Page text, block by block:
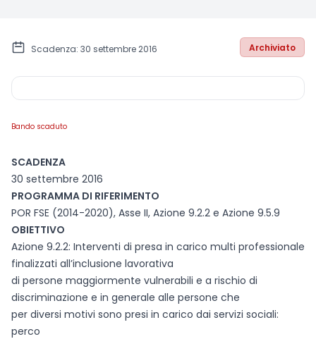
Scadenza: 30 settembre 2016 Archiviato
Bando scaduto
SCADENZA
30 settembre 2016
PROGRAMMA DI RIFERIMENTO
POR FSE (2014-2020), Asse II, Azione 9.2.2 e Azione 9.5.9
OBIETTIVO
Azione 9.2.2: Interventi di presa in carico multi professionale
finalizzati all’inclusione lavorativa
di persone maggiormente vulnerabili e a rischio di
discriminazione e in generale alle persone che
per diversi motivi sono presi in carico dai servizi sociali:
perco